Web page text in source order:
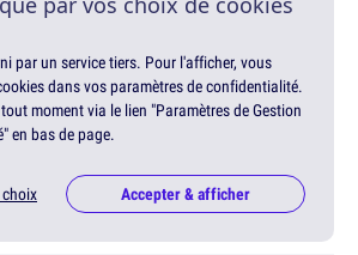
par un service tiers. Pour l'afficher, vous
dans vos paramètres de confidentialité.
moment via le lien "Paramètres de Gestion
en bas de page.
choix Accepter & afficher